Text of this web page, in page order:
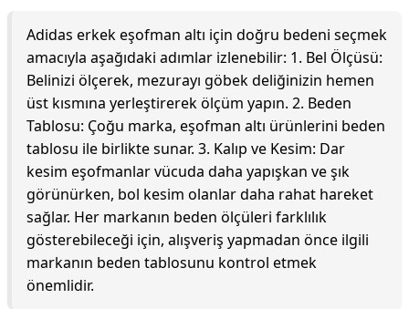
Adidas erkek eşofman altı için doğru bedeni seçmek
amacıyla aşağıdaki adımlar izlenebilir: 1. Bel Ölçüsü:
Belinizi ölçerek, mezurayı göbek deliğinizin hemen
üst kısmına yerleştirerek ölçüm yapın. 2. Beden
Tablosu: Çoğu marka, eşofman altı ürünlerini beden
tablosu ile birlikte sunar. 3. Kalıp ve Kesim: Dar
kesim eşofmanlar vücuda daha yapışkan ve şık
görünürken, bol kesim olanlar daha rahat hareket
sağlar. Her markanın beden ölçüleri farklılık
gösterebileceği için, alışveriş yapmadan önce ilgili
markanın beden tablosunu kontrol etmek
önemlidir.